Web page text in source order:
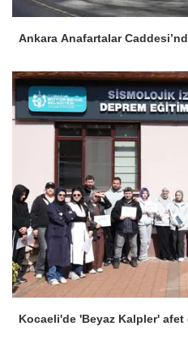
Ankara Anafartalar
Kocaeli'de 'Beyaz Kalpler'